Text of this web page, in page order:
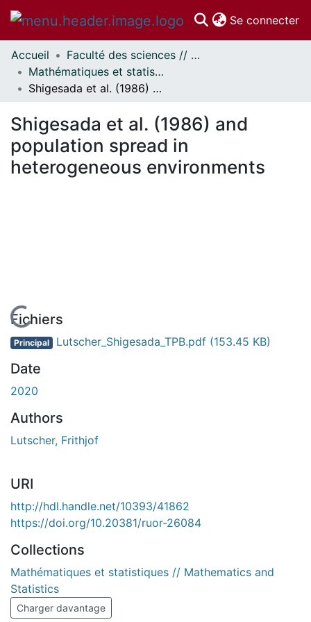
Se connecter
Communautés
et collections
Parcourir
À propos
Accueil
Faculté des sciences // Faculty of Science
Mathématiques et statistiques // Mathematics and Statistics
Shigesada et al. (1986) and population spread in heterogeneous environments
Shigesada et al. (1986) and
population spread in
heterogeneous environments
En cours de chargement...
Fichiers
Principal Lutscher_Shigesada_TPB.pdf (153.45 KB)
Date
2020
Authors
Lutscher, Frithjof
URI
http://hdl.handle.net/10393/41862
https://doi.org/10.20381/ruor-26084
Collections
Mathématiques et statistiques // Mathematics and
Statistics
Charger davantage